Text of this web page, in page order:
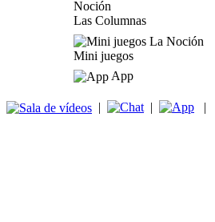
Las Columnas
Mini juegos
App
| | |